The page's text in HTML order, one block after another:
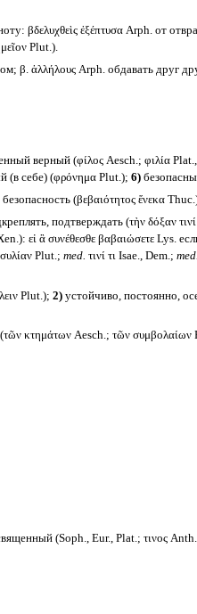
βδελυχθεὶς ἐξέπτυσα Arph. от
Plut.).
β. ἀλλήλους Arph. обдавать друг
верный (φίλος Aesch.; φιλία
(в себе) (φρόνημα Plut.); 6)
(βεβαιότητος ἕνεκα
подтверждать (τὴν δόξαν
εἰ ἃ συνέθεσθε βαβαιώσετε Lys.
Plut.; med. τινί τι Isae., Dem.; med.
Plut.); 2)устойчиво, постоянно,
κτημάτων Aesch.; τῶν συμβολαίων
(Soph., Eur., Plat.; τινος